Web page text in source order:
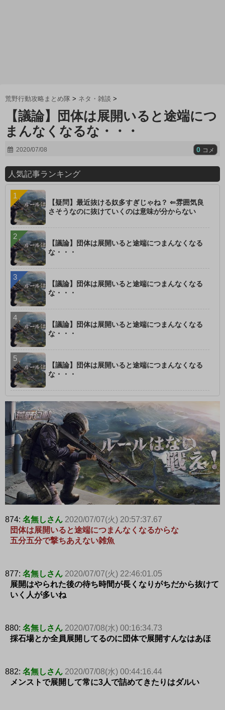
荒野行動攻略まとめ隊 > ネタ・雑談 >
【議論】団体は展開いると途端につ
まんなくなるな・・・
2020/07/08 0 コメ
人気記事ランキング
【疑問】最近抜ける奴多すぎじゃね？ ⇐雰囲気良
さそうなのに抜けていくのは意味が分からない
【議論】団体は展開いると途端につまんなくなる
な・・・
【議論】団体は展開いると途端につまんなくなる
な・・・
【議論】団体は展開いると途端につまんなくなる
な・・・
【議論】団体は展開いると途端につまんなくなる
な・・・
874: 名無しさん 2020/07/07(火) 20:57:37.67
団体は展開いると途端につまんなくなるからな
五分五分で撃ちあえない雑魚
877: 名無しさん 2020/07/07(火) 22:46:01.05
展開はやられた後の待ち時間が長くなりがちだから抜けて
いく人が多いね
880: 名無しさん 2020/07/08(水) 00:16:34.73
採石場とか全員展開してるのに団体で展開すんなはあほ
882: 名無しさん 2020/07/08(水) 00:44:16.44
メンストで展開して常に3人で詰めてきたりはダルい